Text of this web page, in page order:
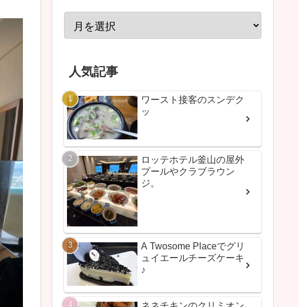
人気記事
ワースト接客のスンデク
ッ
ロッテホテル釜山の屋外
プールやクラブラウン
ジ。
A Twosome Placeでグリ
ュイエールチーズケーキ
♪